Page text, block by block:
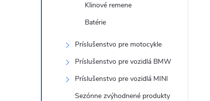
Klinové remene
Batérie
Príslušenstvo pre motocykle
Príslušenstvo pre vozidlá BMW
Príslušenstvo pre vozidlá MINI
Sezónne zvýhodnené produkty